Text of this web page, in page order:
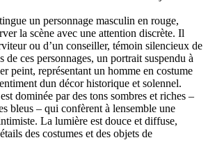
un personnage masculin en rouge,
la scène avec une attention discrète. Il
ou d’un conseiller, témoin silencieux de
de ces personnages, un portrait suspendu à
peint, représentant un homme en costume
dun décor historique et solennel.
dominée par des tons sombres et riches –
bleus – qui confèrent à lensemble une
La lumière est douce et diffuse,
des costumes et des objets de